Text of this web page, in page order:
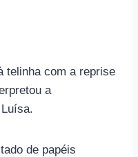
telinha com a reprise
a
de papéis